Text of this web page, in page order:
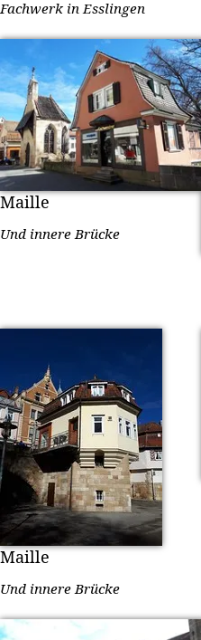
Fachwerk in Esslingen
Maille
Und innere Brücke
Maille
Und innere Brücke